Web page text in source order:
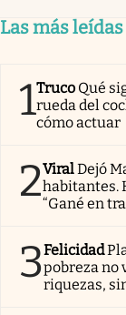
Las más
1Truco Qué
rueda del
cómo actuar
2ViralDejó
habitantes.
“Gané en
3Felicidad
pobreza no
riquezas,